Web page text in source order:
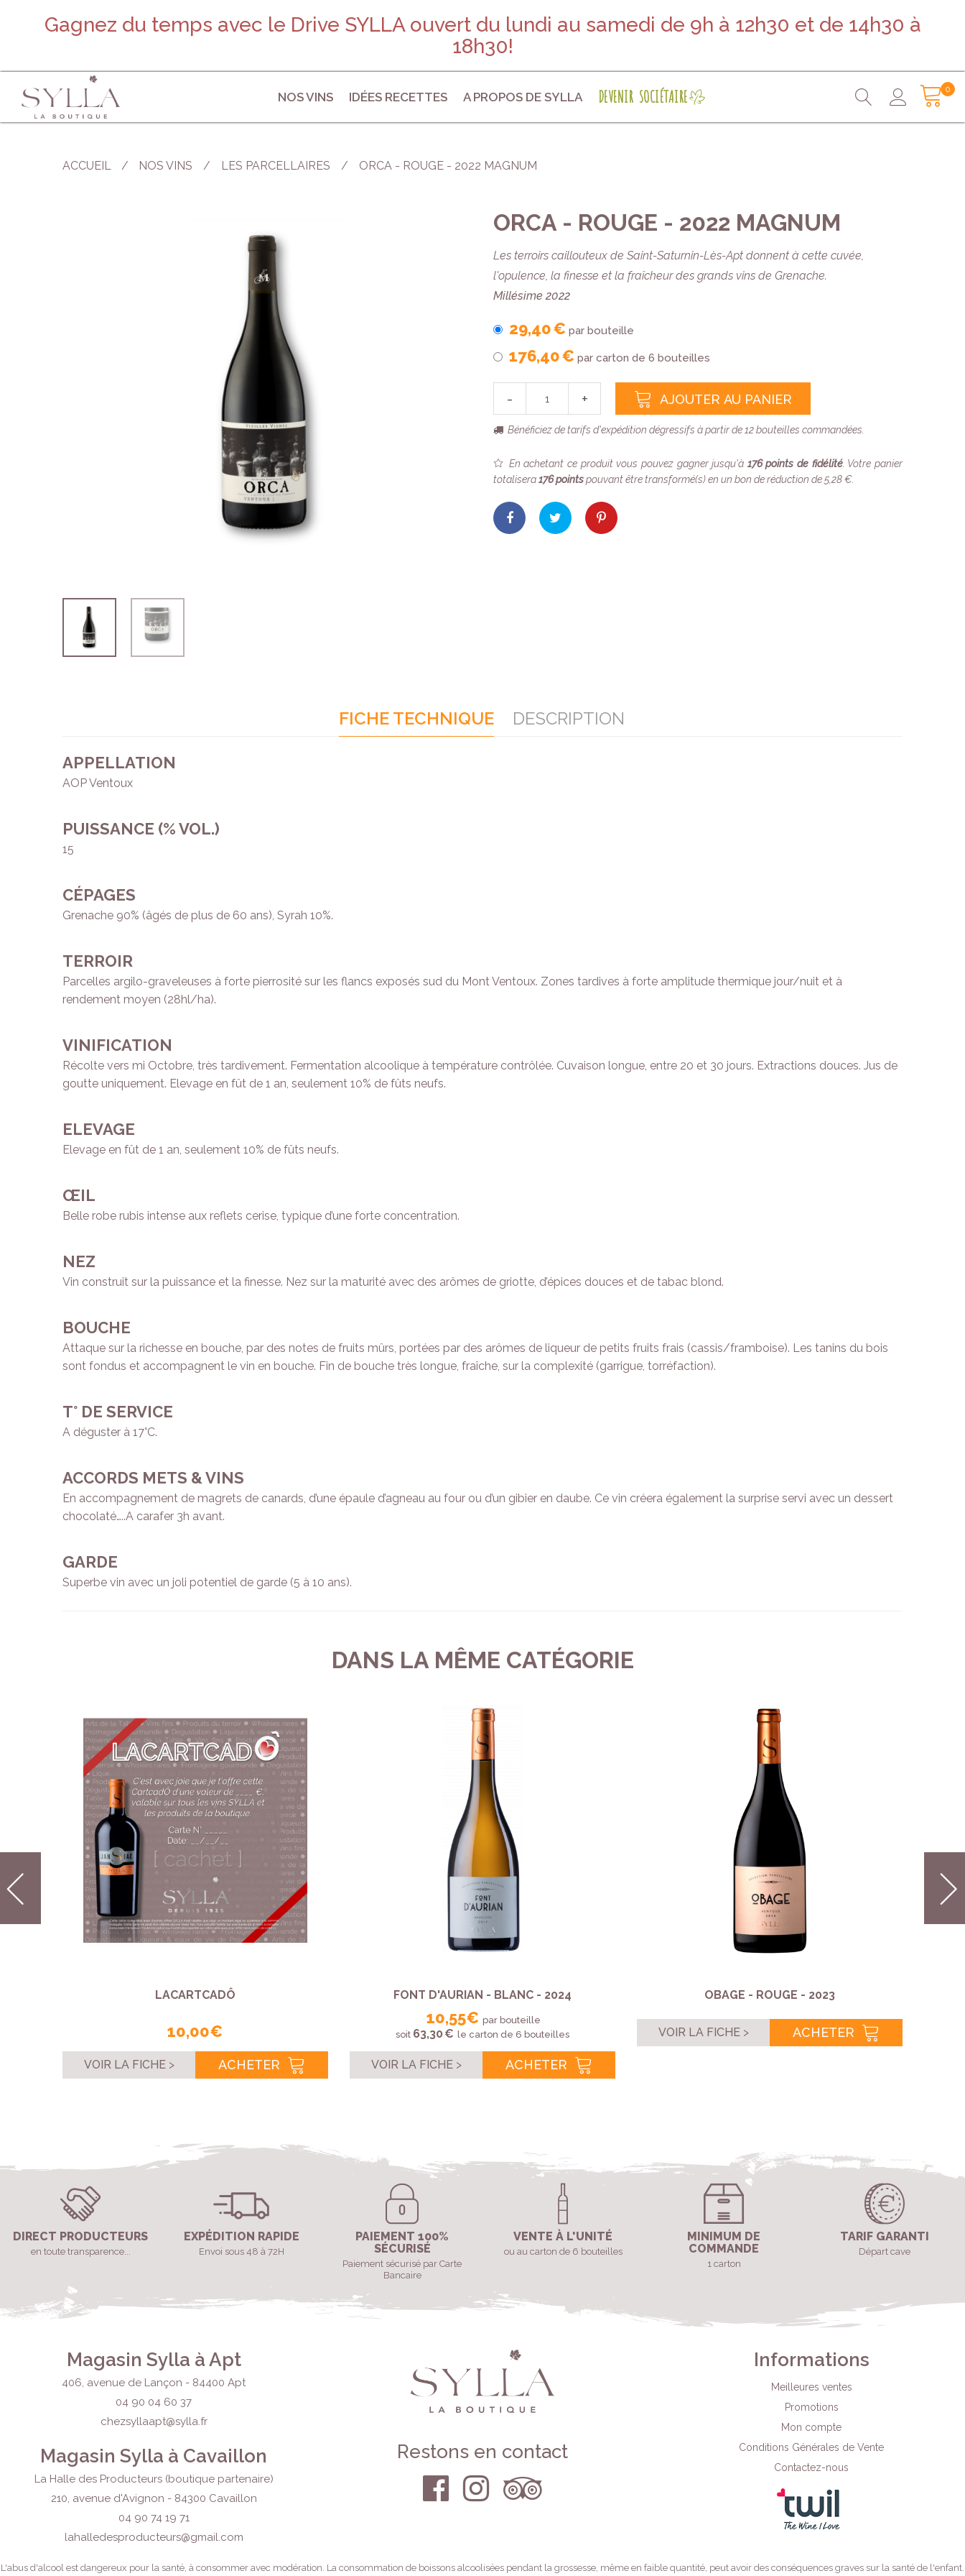
Gagnez du temps avec le Drive SYLLA ouvert du lundi au samedi de 9h à 12h30 et de 14h30 à
18h30!
NOS VINS IDÉES RECETTES A PROPOS DE SYLLA DEVENIR SOCIÉTAIRE 0
ACCUEIL / NOS VINS LES PARCELLAIRES ORCA - ROUGE - 2022 MAGNUM
ORCA - ROUGE - 2022 MAGNUM
Les terroirs caillouteux de Saint-Saturnin-Lès-Apt donnent à cette cuvée,
l'opulence, la finesse et la fraîcheur des grands vins de Grenache.
Millésime 2022
29,40 € par bouteille
176,40 € par carton de 6 bouteilles
- + AJOUTER AU PANIER
Bénéficiez de tarifs d'expédition dégressifs à partir de 12 bouteilles commandées.
En achetant ce produit vous pouvez gagner jusqu'à 176points de fidélité. Votre panier
totalisera176pointspouvant être transformé(s) en un bon de réduction de5,28 €
FICHE TECHNIQUE DESCRIPTION
APPELLATION
AOP Ventoux
PUISSANCE (% VOL.)
15
CÉPAGES
Grenache 90% (âgés de plus de 60 ans), Syrah 10%.
TERROIR
Parcelles argilo-graveleuses à forte pierrosité sur les flancs exposés sud du Mont Ventoux. Zones tardives à forte amplitude thermique jour/nuit et à
rendement moyen (28hl/ha).
VINIFICATION
Récolte vers mi Octobre, très tardivement. Fermentation alcoolique à température contrôlée. Cuvaison longue, entre 20 et 30 jours. Extractions douces. Jus de
goutte uniquement. Elevage en fût de 1 an, seulement 10% de fûts neufs.
ELEVAGE
Elevage en fût de 1 an, seulement 10% de fûts neufs.
ŒIL
Belle robe rubis intense aux reflets cerise, typique d’une forte concentration.
NEZ
Vin construit sur la puissance et la finesse. Nez sur la maturité avec des arômes de griotte, d’épices douces et de tabac blond.
BOUCHE
Attaque sur la richesse en bouche, par des notes de fruits mûrs, portées par des arômes de liqueur de petits fruits frais (cassis/framboise). Les tanins du bois
sont fondus et accompagnent le vin en bouche. Fin de bouche très longue, fraîche, sur la complexité (garrigue, torréfaction).
T° DE SERVICE
A déguster à 17°C.
ACCORDS METS & VINS
En accompagnement de magrets de canards, d’une épaule d’agneau au four ou d’un gibier en daube. Ce vin créera également la surprise servi avec un dessert
chocolaté…..A carafer 3h avant.
GARDE
Superbe vin avec un joli potentiel de garde (5 à 10 ans).
DANS LA MÊME CATÉGORIE
LACARTCADÔ
10,00 €
VOIR LA FICHE ACHETER
FONT D'AURIAN - BLANC - 2024
10,55 € par bouteille
soit 63,30 € le carton de 6 bouteilles
VOIR LA FICHE ACHETER
OBAGE - ROUGE - 2023
VOIR LA FICHE ACHETER
DIRECT PRODUCTEURS
en toute transparence...
EXPÉDITION RAPIDE
Envoi sous 48 à 72H
PAIEMENT 100%
SÉCURISÉ
Paiement sécurisé par Carte
Bancaire
VENTE À L'UNITÉ
ou au carton de 6 bouteilles
MINIMUM DE
COMMANDE
1 carton
TARIF GARANTI
Départ cave
Magasin Sylla à Apt
406, avenue de Lançon - 84400 Apt
04 90 04 60 37
chezsyllaapt@sylla.fr
Magasin Sylla à Cavaillon
La Halle des Producteurs (boutique partenaire)
210, avenue d'Avignon - 84300 Cavaillon
04 90 74 19 71
lahalledesproducteurs@gmail.com
Restons en contact
Informations
Meilleures ventes
Promotions
Mon compte
Conditions Générales de Vente
Contactez-nous
L'abus d'alcool est dangereux pour la santé, à consommer avec modération. La consommation de boissons alcoolisées pendant la grossesse, même en faible quantité, peut avoir des conséquences graves sur la santé de l'enfant.